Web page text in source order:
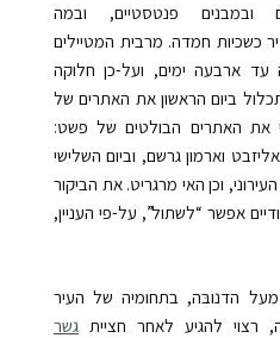
ובמבנים פנטסטיים, ובמה
כשכיות חמדה. מרבית המטיילים
עד ארבעה ימים, ועל-כן חלוקה
ביום הראשון את האתרים של
את האתרים הבולטים של פשט:
וארמון גרשם, וביום השלישי
וכן האי מרגריט. את הביקור
אפשר “לשתול”, על-פי העניין,
מעל הדנובּה, בתחומיה של העיר
להגיע לאחר חציית גשר